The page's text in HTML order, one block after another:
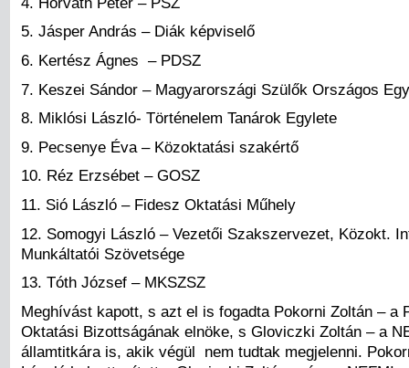
5. Jásper András – Diák képviselő
6. Kertész Ágnes – PDSZ
7. Keszei Sándor – Magyarországi Szülők Országos
8. Miklósi László- Történelem Tanárok Egylete
9. Pecsenye Éva – Közoktatási szakértő
10. Réz Erzsébet – GOSZ
11. Sió László – Fidesz Oktatási Műhely
12. Somogyi László – Vezetői Szakszervezet, Közokt.
Munkáltatói Szövetsége
13. Tóth József – MKSZSZ
Meghívást kapott, s azt el is fogadta Pokorni Zoltán – a
Oktatási Bizottságának elnöke, s Gloviczki Zoltán – a
államtitkára is, akik végül nem tudtak megjelenni.